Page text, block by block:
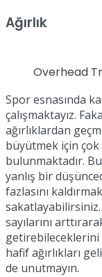
Ağırlık
Overhead
Spor esnasında
çalışmaktayız.
ağırlıklardan
büyütmek için çok
bulunmaktadır.
yanlış bir
fazlasını
sakatlayabilirsiniz.
sayılarını
getirebileceklerini
hafif ağırlıkları
de unutmayın.